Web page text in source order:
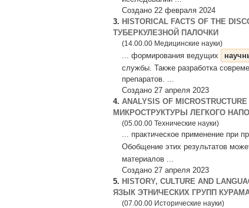
Создано 22 февраля 2024
3. HISTORICAL FACTS OF THE
ТУБЕРКУЛЕЗНОЙ ПАЛОЧКИ
(14.00.00 Медицинские науки)
... формирования ведущих
службы. Также разработка
препаратов. ...
Создано 27 апреля 2023
4. ANALYSIS OF
МИКРОСТРУКТУРЫ ЛЕГКОГО
(05.00.00 Технические науки)
... практическое применение при
Обобщение этих результатов
материалов ...
Создано 27 апреля 2023
5. HISTORY, CULTURE AND
ЯЗЫК ЭТНИЧЕСКИХ ГРУПП
(07.00.00 Исторические науки)